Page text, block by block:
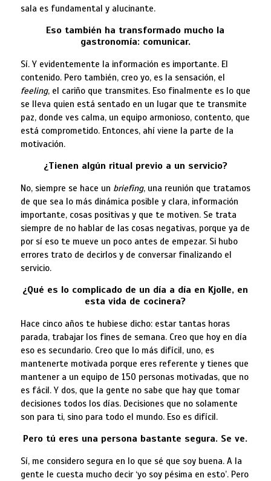
sala es fundamental y alucinante.
Eso también ha transformado mucho la
gastronomía: comunicar.
Sí. Y evidentemente la información es importante. El
contenido. Pero también, creo yo, es la sensación, el
feeling, el cariño que transmites. Eso finalmente es lo que
se lleva quien está sentado en un lugar que te transmite
paz, donde ves calma, un equipo armonioso, contento, que
está comprometido. Entonces, ahí viene la parte de la
motivación.
¿Tienen algún ritual previo a un servicio?
No, siempre se hace un briefing, una reunión que tratamos
de que sea lo más dinámica posible y clara, información
importante, cosas positivas y que te motiven. Se trata
siempre de no hablar de las cosas negativas, porque ya de
por sí eso te mueve un poco antes de empezar. Si hubo
errores trato de decirlos y de conversar finalizando el
servicio.
¿Qué es lo complicado de un día a día en Kjolle, en
esta vida de cocinera?
Hace cinco años te hubiese dicho: estar tantas horas
parada, trabajar los fines de semana. Creo que hoy en día
eso es secundario. Creo que lo más difícil, uno, es
mantenerte motivada porque eres referente y tienes que
mantener a un equipo de 150 personas motivadas, que no
es fácil. Y dos, que la gente no sabe que hay que tomar
decisiones todos los días. Decisiones que no solamente
son para ti, sino para todo el mundo. Eso es difícil.
Pero tú eres una persona bastante segura. Se ve.
Sí, me considero segura en lo que sé que soy buena. A la
gente le cuesta mucho decir ‘yo soy pésima en esto’. Pero